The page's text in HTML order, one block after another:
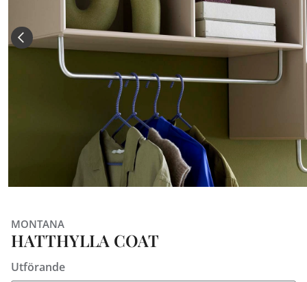
MONTANA
HATTHYLLA COAT
Utförande